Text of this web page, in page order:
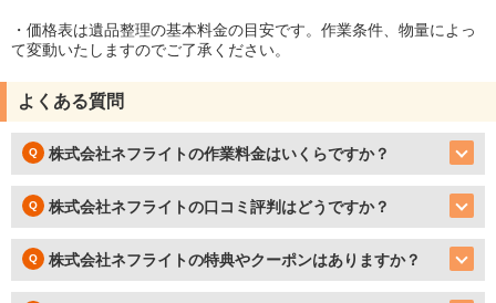
・価格表は遺品整理の基本料金の目安です。作業条件、物量によっ
て変動いたしますのでご了承ください。
よくある質問
株式会社ネフライトの作業料金はいくらですか？
株式会社ネフライトの口コミ評判はどうですか？
株式会社ネフライトの特典やクーポンはありますか？